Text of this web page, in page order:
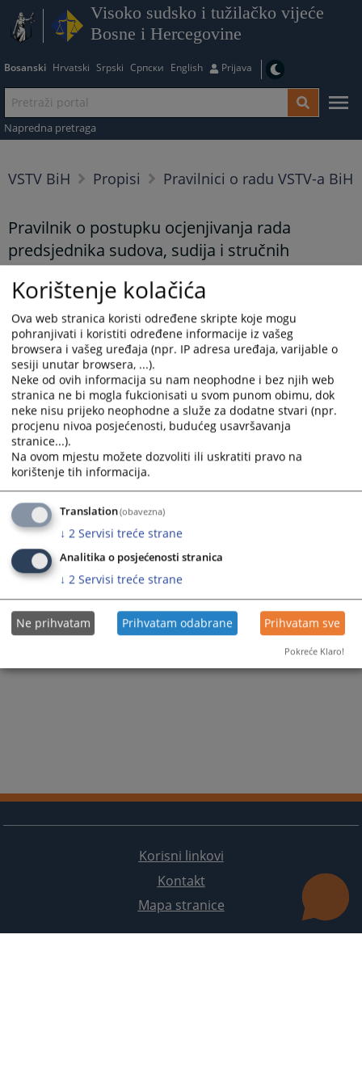
Visoko sudsko i tužilačko vijeće
Bosne i Hercegovine
Bosanski Hrvatski Srpski Српски English Prijava
Napredna pretraga
VSTV BiH Propisi Pravilnici o radu VSTV-a BiH
Pravilnik o postupku ocjenjivanja rada
predsjednika sudova, sudija i stručnih
saradnika
Prikazana vijest je na: Bosanski jezik
1582PREGLEDA
Korisni linkovi
Kontakt
Mapa stranice
Korištenje kolačića
Ova web stranica koristi određene skripte koje mogu
pohranjivati i koristiti određene informacije iz vašeg
browsera i vašeg uređaja (npr. IP adresa uređaja, varijable o
sesiji unutar browsera, ...).
Neke od ovih informacija su nam neophodne i bez njih web
stranica ne bi mogla fukcionisati u svom punom obimu, dok
neke nisu prijeko neophodne a služe za dodatne stvari (npr.
procjenu nivoa posjećenosti, budućeg usavršavanja
stranice...).
Na ovom mjestu možete dozvoliti ili uskratiti pravo na
korištenje tih informacija.
Translation(obavezna)
↓ 2 Servisi treće strane
Analitika o posjećenosti stranica
↓ 2 Servisi treće strane
Ne prihvatam Prihvatam odabrane Prihvatam sve
Pokreće Klaro!